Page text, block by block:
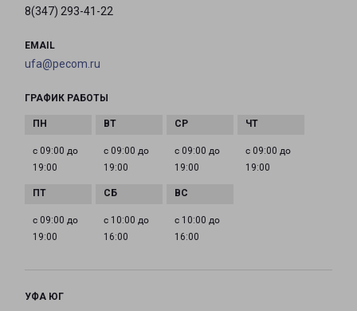
8(347) 293-41-22
EMAIL
ufa@pecom.ru
ГРАФИК РАБОТЫ
с 09:00 до
19:00
с 09:00 до
19:00
с 09:00 до
19:00
с 09:00 до
19:00
с 09:00 до
19:00
с 10:00 до
16:00
с 10:00 до
16:00
УФА ЮГ